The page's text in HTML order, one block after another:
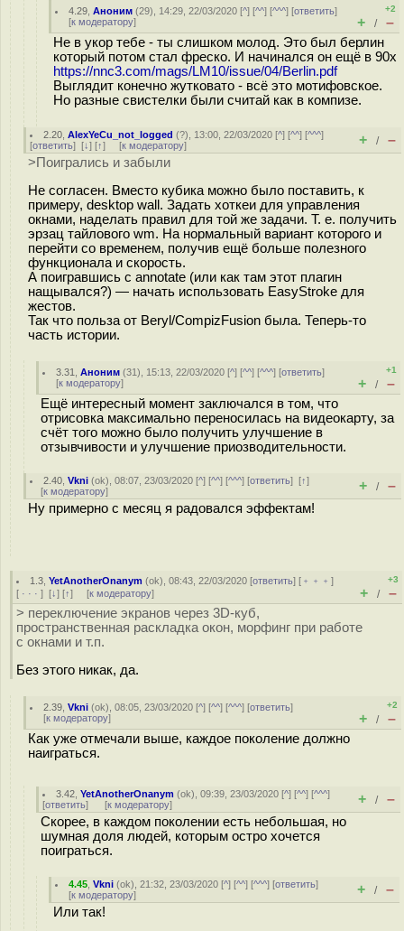
4.29 ,Аноним (29), 14:29, 22/03/2020 [^] [^^] [^^^] [ответить]
[к модератору]
+2
+ / –
Не в укор тебе - ты слишком молод. Это был берлин
который потом стал фреско. И начинался он ещё в 90х
https://nnc3.com/mags/LM10/issue/04/Berlin.pdf
Выглядит конечно жутковато - всё это мотифовское.
Но разные свистелки были считай как в компизе.
2.20 ,AlexYeCu_not_logged (?), 13:00, 22/03/2020 [^] [^^] [^^^]
[ответить] [↓] [↑] [к модератору] + / –
>Поигрались и забыли
Не согласен. Вместо кубика можно было поставить, к
примеру, desktop wall. Задать хоткеи для управления
окнами, наделать правил для той же задачи. Т. е. получить
эрзац тайлового wm. На нормальный вариант которого и
перейти со временем, получив ещё больше полезного
функционала и скорость.
А поигравшись с annotate (или как там этот плагин
нащывался?) — начать использовать EasyStroke для
жестов.
Так что польза от Beryl/CompizFusion была. Теперь-то
часть истории.
3.31 ,Аноним (31), 15:13, 22/03/2020 [^] [^^] [^^^] [ответить]
[к модератору]
+1
+ / –
Ещё интересный момент заключался в том, что
отрисовка максимально переносилась на видеокарту, за
счёт того можно было получить улучшение в
отзывчивости и улучшение приозводительности.
2.40 ,Vkni (ok), 08:07, 23/03/2020 [^] [^^] [^^^] [ответить][↑]
[к модератору] + / –
Ну примерно с месяц я радовался эффектам!
1.3 ,YetAnotherOnanym (ok), 08:43, 22/03/2020 [ответить] [ ﹢﹢﹢]
[ · · · ] [↓] [↑] [к модератору]
+3
+ / –
> переключение экранов через 3D-куб,
пространственная раскладка окон, морфинг при работе
с окнами и т.п.
Без этого никак, да.
2.39 ,Vkni (ok), 08:05, 23/03/2020 [^] [^^] [^^^] [ответить]
[к модератору]
+2
+ / –
Как уже отмечали выше, каждое поколение должно
наиграться.
3.42 ,YetAnotherOnanym (ok), 09:39, 23/03/2020 [^] [^^] [^^^]
[ответить] [к модератору] + / –
Скорее, в каждом поколении есть небольшая, но
шумная доля людей, которым остро хочется
поиграться.
4.45 ,Vkni (ok), 21:32, 23/03/2020 [^] [^^] [^^^] [ответить]
[к модератору] + / –
Или так!